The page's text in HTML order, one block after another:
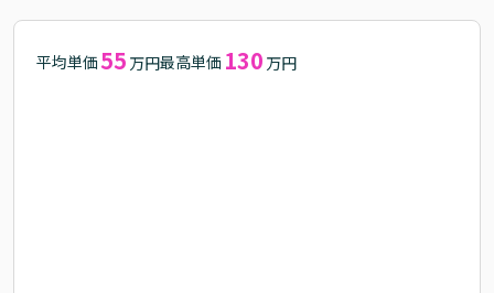
平均単価55 万円最高単価 130 万円